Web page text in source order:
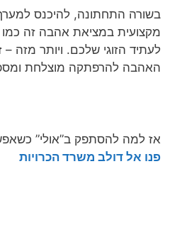
בשורה התחתונה, להיכנס למערך
מקצועית במציאת אהבה זה כמו
לעתיד הזוגי שלכם. ויותר מזה
האהבה להרפתקה מוצלחת
אז למה להסתפק ב”אולי”
פנו אל דולב משרד הכרויות